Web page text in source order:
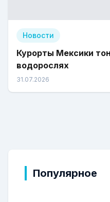
Новости
Курорты Мексики
водорослях
31.07.2026
Популярное